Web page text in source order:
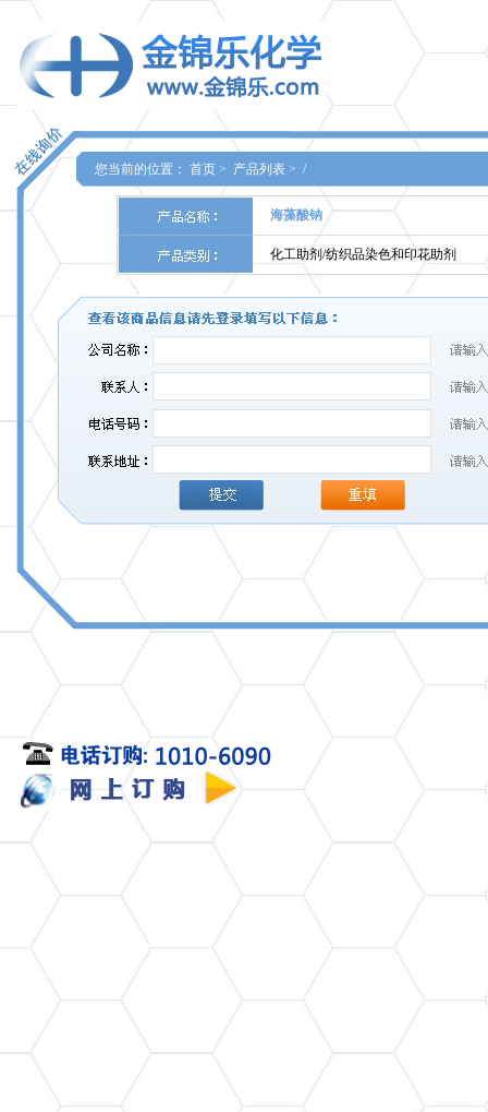
您当前的位置： 首页 > 产品列表 > /
海藻酸钠
化工助剂/纺织品染色和印花助剂